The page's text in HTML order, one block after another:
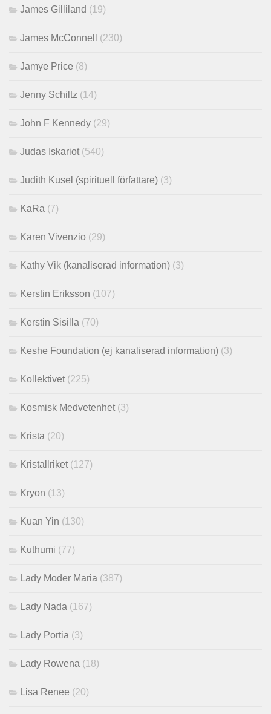
James Gilliland (19)
James McConnell (230)
Jamye Price (8)
Jenny Schiltz (14)
John F Kennedy (29)
Judas Iskariot (540)
Judith Kusel (spirituell författare) (3)
KaRa (7)
Karen Vivenzio (29)
Kathy Vik (kanaliserad information) (3)
Kerstin Eriksson (107)
Kerstin Sisilla (70)
Keshe Foundation (ej kanaliserad information) (3)
Kollektivet (225)
Kosmisk Medvetenhet (3)
Krista (20)
Kristallriket (127)
Kryon (13)
Kuan Yin (130)
Kuthumi (77)
Lady Moder Maria (387)
Lady Nada (167)
Lady Portia (3)
Lady Rowena (18)
Lisa Renee (20)